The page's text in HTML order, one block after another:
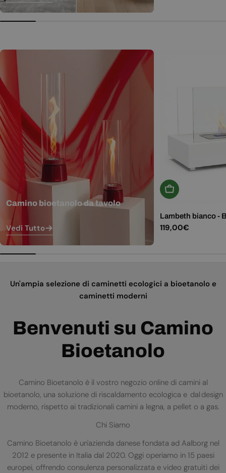
Camino bioetanolo da tavolo
Vedi Tutto
Aggiungi Al
Lambeth bianco -
Prezzo
119,00€
Un'ampia selezione di caminetti ecologici a bioetanolo e
caminetti moderni
Benvenuti su Camino
Bioetanolo
Camino Bioetanolo è il vostro negozio online di camini al
bioetanolo, una soluzione di riscaldamento ecologica e dal design
moderno, rispetto ai tradizionali camini a legna, a pellet o a gas.
Chi Siamo
Camino Bioetanolo è un'azienda danese fondata ad Aalborg nel
2012 e presente in Italia dal 2020. Oggi operiamo in 15 paesi
europei, offrendo consulenza personalizzata e video gratuiti dei